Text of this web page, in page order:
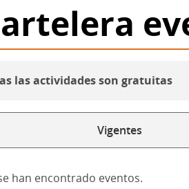
las actividades son gratuitas
Vigentes
han encontrado eventos.